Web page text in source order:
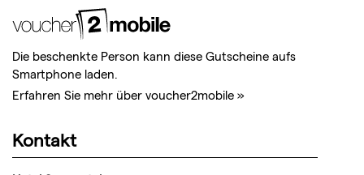
Die beschenkte Person kann diese Gutscheine aufs
Smartphone laden.
Erfahren Sie mehr über voucher2mobile »
Kontakt